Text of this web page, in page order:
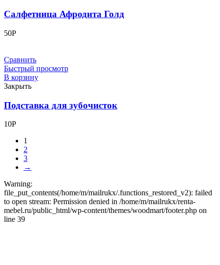
Салфетница Афродита Голд
50Р
Сравнить
Быстрый просмотр
В корзину
Закрыть
Подставка для зубочисток
10Р
1
2
3
→
Warning:
file_put_contents(/home/m/mailrukx/.functions_restored_v2): failed
to open stream: Permission denied in /home/m/mailrukx/renta-
mebel.ru/public_html/wp-content/themes/woodmart/footer.php on
line 39